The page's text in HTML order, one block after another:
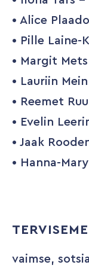
• Alice
• Pille Laine-
• Margit
• Lauriin
• Reemet
• Evelin
• Jaak
• Hanna-
vaimse,